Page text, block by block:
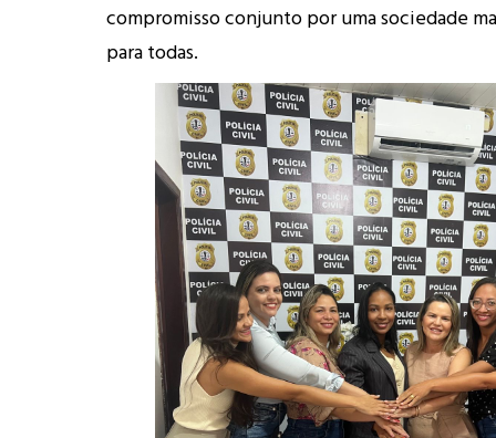
compromisso conjunto por uma sociedade
para todas.